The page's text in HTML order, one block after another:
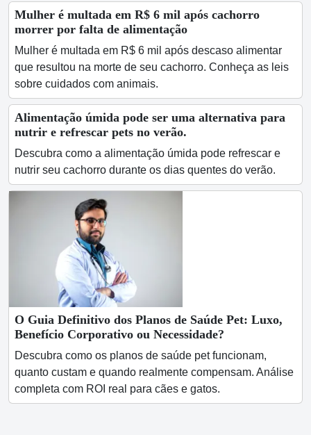
Mulher é multada em R$ 6 mil após cachorro
morrer por falta de alimentação
Mulher é multada em R$ 6 mil após descaso alimentar
que resultou na morte de seu cachorro. Conheça as leis
sobre cuidados com animais.
Alimentação úmida pode ser uma alternativa para
nutrir e refrescar pets no verão.
Descubra como a alimentação úmida pode refrescar e
nutrir seu cachorro durante os dias quentes do verão.
O Guia Definitivo dos Planos de Saúde Pet: Luxo,
Benefício Corporativo ou Necessidade?
Descubra como os planos de saúde pet funcionam,
quanto custam e quando realmente compensam. Análise
completa com ROI real para cães e gatos.